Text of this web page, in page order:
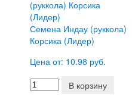
Семена Индау (руккола)
Корсика (Лидер)
Цена от: 10.98 руб.
В корзину